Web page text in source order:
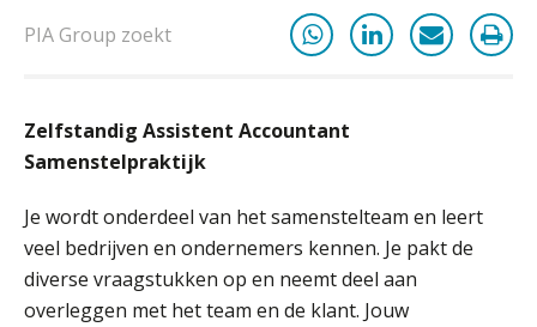
PIA Group zoekt
Zelfstandig Assistent Accountant
Samenstelpraktijk
Je wordt onderdeel van het samenstelteam en leert
veel bedrijven en ondernemers kennen. Je pakt de
diverse vraagstukken op en neemt deel aan
overleggen met het team en de klant. Jouw
de autonome AI-boekhouder
De curator klopt aan: wat moet een
accountantskantoor afgeven bij een
met Twinfield, Exact Online en
Van Mook: “Met Minox Focus wil ik
groeien naar twee keer zoveel
klanten.”